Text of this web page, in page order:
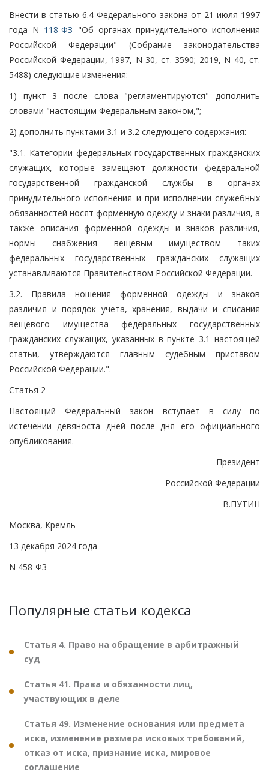
Внести в статью 6.4 Федерального закона от 21 июля 1997
года N 118-ФЗ "Об органах принудительного исполнения
Российской Федерации" (Собрание законодательства
Российской Федерации, 1997, N 30, ст. 3590; 2019, N 40, ст.
5488) следующие изменения:
1) пункт 3 после слова "регламентируются" дополнить
словами "настоящим Федеральным законом,";
2) дополнить пунктами 3.1 и 3.2 следующего содержания:
"3.1. Категории федеральных государственных гражданских
служащих, которые замещают должности федеральной
государственной гражданской службы в органах
принудительного исполнения и при исполнении служебных
обязанностей носят форменную одежду и знаки различия, а
также описания форменной одежды и знаков различия,
нормы снабжения вещевым имуществом таких
федеральных государственных гражданских служащих
устанавливаются Правительством Российской Федерации.
3.2. Правила ношения форменной одежды и знаков
различия и порядок учета, хранения, выдачи и списания
вещевого имущества федеральных государственных
гражданских служащих, указанных в пункте 3.1 настоящей
статьи, утверждаются главным судебным приставом
Российской Федерации.".
Статья 2
Настоящий Федеральный закон вступает в силу по
истечении девяноста дней после дня его официального
опубликования.
Президент
Российской Федерации
В.ПУТИН
Москва, Кремль
13 декабря 2024 года
N 458-ФЗ
Популярные статьи кодекса
Статья 4. Право на обращение в арбитражный
суд
Статья 41. Права и обязанности лиц,
участвующих в деле
Статья 49. Изменение основания или предмета
иска, изменение размера исковых требований,
отказ от иска, признание иска, мировое
соглашение